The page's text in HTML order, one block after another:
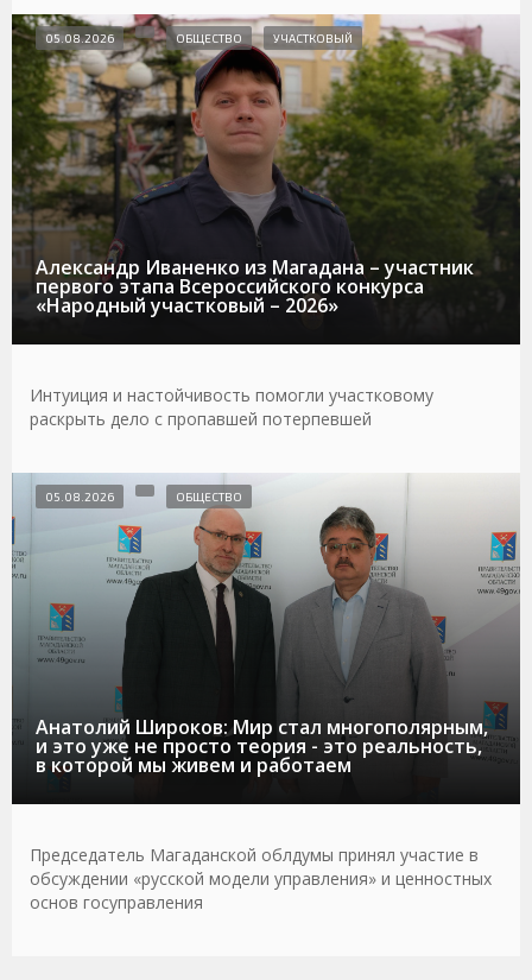
Александр Иваненко из Магадана – участник
первого этапа Всероссийского конкурса
«Народный участковый – 2026»
05.08.2026 ОБЩЕСТВО УЧАСТКОВЫЙ
Интуиция и настойчивость помогли участковому
раскрыть дело с пропавшей потерпевшей
Анатолий Широков: Мир стал многополярным,
и это уже не просто теория - это реальность,
в которой мы живем и работаем
05.08.2026 ОБЩЕСТВО
Председатель Магаданской облдумы принял участие в
обсуждении «русской модели управления» и ценностных
основ госуправления